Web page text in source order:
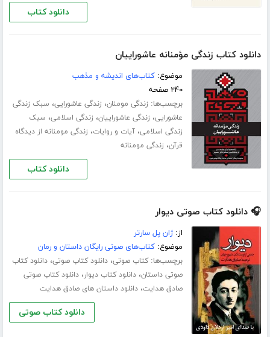
دانلود کتاب
دانلود کتاب زندگی مؤمنانه عاشوراییان
موضوع:کتاب‌های اندیشه و مذهب
۲۴۰ صفحه
برچسب‌ها: زندگی مومنان، زندگی عاشورایی، سبک زندگی
عاشورایی، زندگی عاشوراییان، زندگی اسلامی، سبک
زندگی اسلامی،آیات و روایات، زندگی مومنانه از دیدگاه
قرآن، زندگی مومنانه
دانلود کتاب
🎧 دانلود کتاب صوتی دیوار
از:ژان پل سارتر
موضوع:کتاب‌های صوتی رایگان داستان و رمان
برچسب‌ها:کتاب صوتی،دانلود کتاب صوتی،دانلود کتاب
صوتی داستان،دانلود کتاب دیوار،دانلود کتاب صوتی
صادق هدایت،دانلود داستان های صادق هدایت
دانلود کتاب صوتی